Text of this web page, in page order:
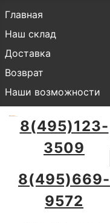
Главная
Наш склад
Доставка
Возврат
Наши возможности
8(495)123-
3509
8(495)669-
9572